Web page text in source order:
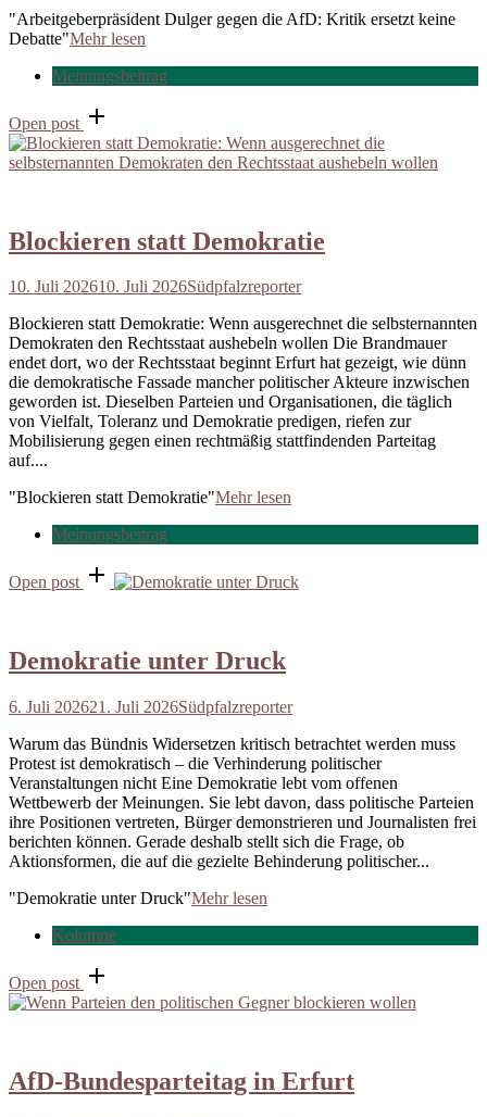
"Arbeitgeberpräsident Dulger gegen die AfD: Kritik ersetzt keine
Debatte"Mehr lesen
Meinungsbeitrag
Open post
Blockieren statt Demokratie
10. Juli 202610. Juli 2026Südpfalzreporter
Blockieren statt Demokratie: Wenn ausgerechnet die selbsternannten
Demokraten den Rechtsstaat aushebeln wollen Die Brandmauer
endet dort, wo der Rechtsstaat beginnt Erfurt hat gezeigt, wie dünn
die demokratische Fassade mancher politischer Akteure inzwischen
geworden ist. Dieselben Parteien und Organisationen, die täglich
von Vielfalt, Toleranz und Demokratie predigen, riefen zur
Mobilisierung gegen einen rechtmäßig stattfindenden Parteitag
auf....
"Blockieren statt Demokratie"Mehr lesen
Meinungsbeitrag
Open post
Demokratie unter Druck
6. Juli 202621. Juli 2026Südpfalzreporter
Warum das Bündnis Widersetzen kritisch betrachtet werden muss
Protest ist demokratisch – die Verhinderung politischer
Veranstaltungen nicht Eine Demokratie lebt vom offenen
Wettbewerb der Meinungen. Sie lebt davon, dass politische Parteien
ihre Positionen vertreten, Bürger demonstrieren und Journalisten frei
berichten können. Gerade deshalb stellt sich die Frage, ob
Aktionsformen, die auf die gezielte Behinderung politischer...
"Demokratie unter Druck"Mehr lesen
Kolumne
Open post
AfD-Bundesparteitag in Erfurt